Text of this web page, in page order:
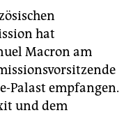
hat
Macron am
Palast empfangen.
und dem